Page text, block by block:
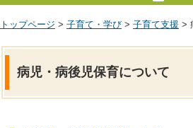
トップページ > 子育て・学び > 子育て支援 >
病児・病後児保育について